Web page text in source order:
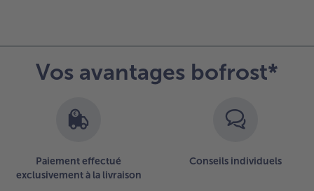
Vos avantages bofrost*
Paiement effectué
exclusivement à la livraison
Conseils individuels